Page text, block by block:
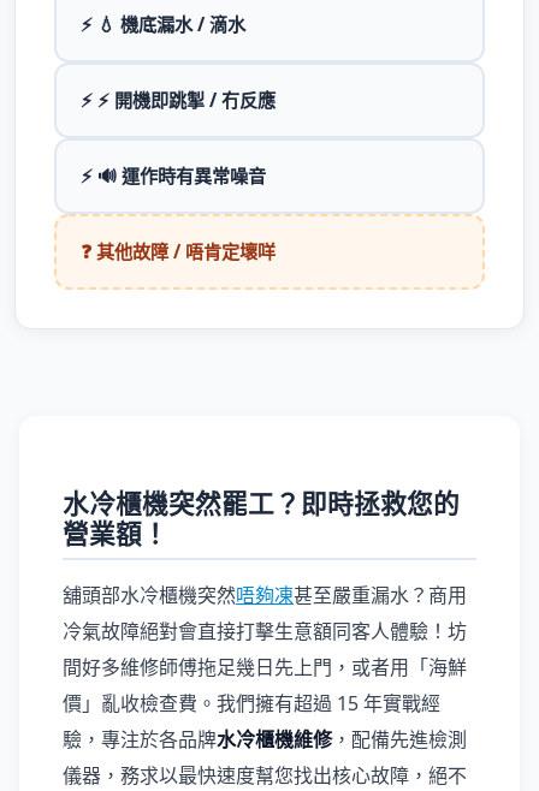
⚡ 💧 機底漏水 / 滴水
⚡ ⚡ 開機即跳掣 / 冇反應
⚡ 🔊 運作時有異常噪音
❓ 其他故障 / 唔肯定壞咩
水冷櫃機突然罷工？即時拯救您的
營業額！
舖頭部水冷櫃機突然唔夠凍甚至嚴重漏水？商用
冷氣故障絕對會直接打擊生意額同客人體驗！坊
間好多維修師傅拖足幾日先上門，或者用「海鮮
價」亂收檢查費。我們擁有超過 15 年實戰經
驗，專注於各品牌水冷櫃機維修，配備先進檢測
儀器，務求以最快速度幫您找出核心故障，絕不